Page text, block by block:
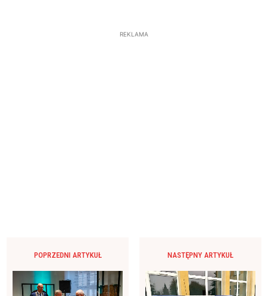
REKLAMA
POPRZEDNI ARTYKUŁ NASTĘPNY ARTYKUŁ